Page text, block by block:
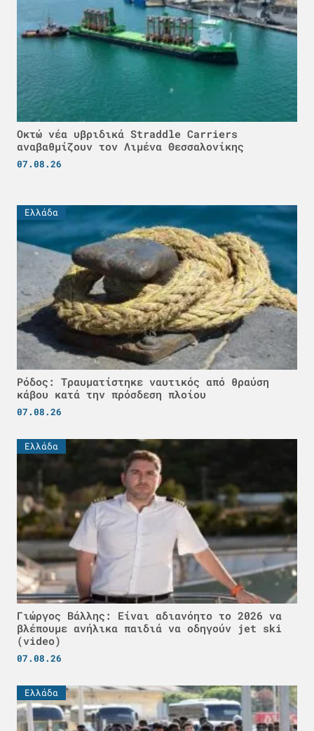
Οκτώ νέα υβριδικά Straddle Carriers
αναβαθμίζουν τον Λιμένα Θεσσαλονίκης
07.08.26
Ελλάδα
Ρόδος: Τραυματίστηκε ναυτικός από θραύση
κάβου κατά την πρόσδεση πλοίου
07.08.26
Ελλάδα
Γιώργος Βάλλης: Είναι αδιανόητο το 2026 να
βλέπουμε ανήλικα παιδιά να οδηγούν jet ski
(video)
07.08.26
Ελλάδα